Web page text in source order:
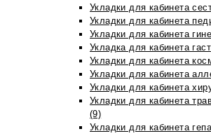
Укладки для кабинета
Укладки для кабинета
Укладки для кабинета
Укладка для кабинета
Укладки для кабинета
Укладки для кабинета
Укладки для кабинета
Укладки для кабинета
(9)
Укладки для кабинета